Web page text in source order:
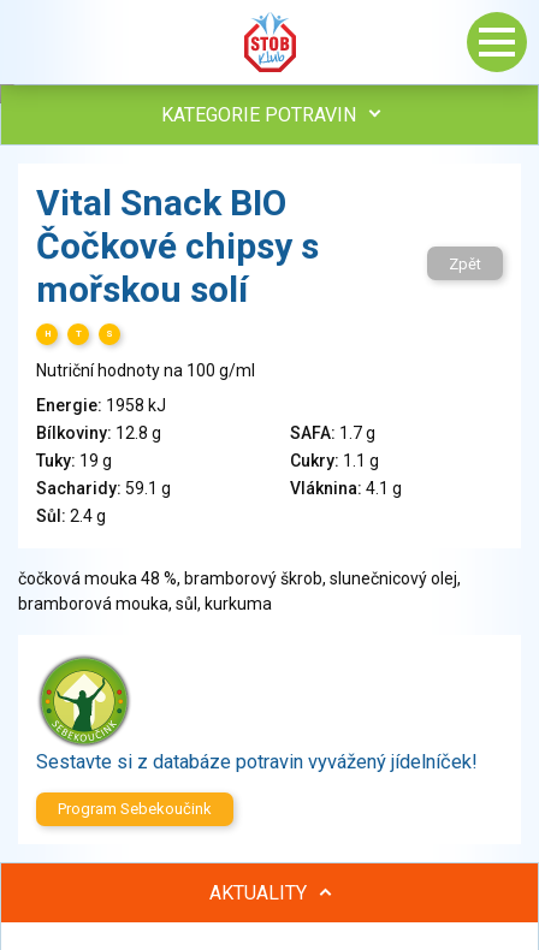
KATEGORIE POTRAVIN
Vejce
Mléko
Mléčné výrobky
Sýry
Veganské a vegetariánské výrobky
Tuky
Obiloviny, mouka, cereální výrobky
Chléb, pečivo, křehké chleby, pufované výrobky
Přílohy
Ovoce
Ořechy, semena
Brambory, luštěniny, houby
Sladkosti, slané výrobky
Ochucovadla, přísady, sladidla
Sušené směsi
Polotovary, hotové pokrmy
Proteinové výrobky, doplňky stravy
Nápoje nealkoholické
Nápoje alkoholické
Restaurace, jídelny, hotová jídla
Studená kuchyně, lahůdkářské výrobky
Vital Snack BIO
Čočkové chipsy s
mořskou solí
H T S
Zpět
Nutriční hodnoty na 100 g/ml
Energie: 1958 kJ
Bílkoviny: 12.8 g SAFA: 1.7 g
Tuky: 19 g Cukry: 1.1 g
Sacharidy: 59.1 g Vláknina: 4.1 g
Sůl: 2.4 g
čočková mouka 48 %, bramborový škrob, slunečnicový olej,
bramborová mouka, sůl, kurkuma
Sestavte si z databáze potravin vyvážený jídelníček!
Program Sebekoučink
AKTUALITY